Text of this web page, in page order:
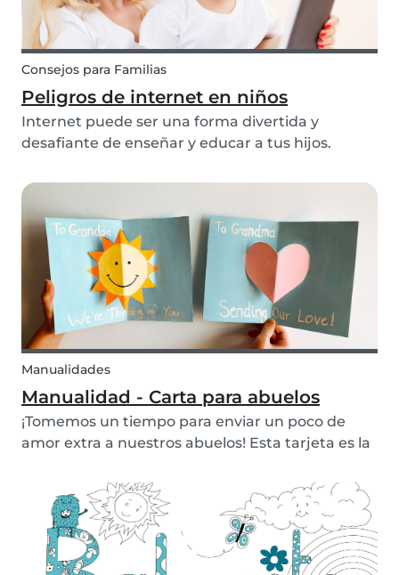
Consejos para Familias
Peligros de internet en niños
Internet puede ser una forma divertida y
desafiante de enseñar y educar a tus hijos.
e Internet? En general, es algo que debe ser
cosas que hay...
Manualidades
Manualidad - Carta para abuelos
¡Tomemos un tiempo para enviar un poco de
amor extra a nuestros abuelos! Esta tarjeta es la
para nuestros seres queridos. Hemos creado dos
ejemplos de tarjetas pop-up que puedes recrear
con...